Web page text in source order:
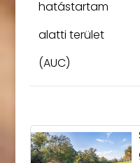
hatástartam
alatti terület
(AUC)